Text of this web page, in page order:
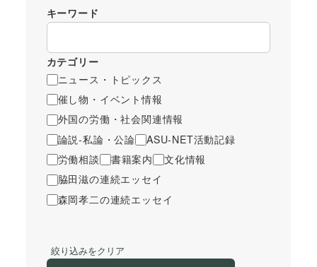
キーワード
カテゴリー
ニュース・トピックス
催し物・イベント情報
外国の労働・社会関連情報
論説-私論・公論
ASU-NET活動記録
労働相談
書籍案内
文化情報
脇田滋の連続エッセイ
森岡孝二の連続エッセイ
絞り込みをクリア